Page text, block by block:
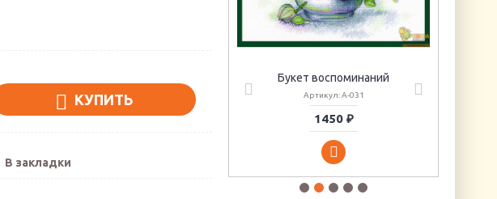
Артикул: А-026
1890 ₽
Букет воспоминаний
Артикул: А-031
1450 ₽
КУПИТЬ
В закладки